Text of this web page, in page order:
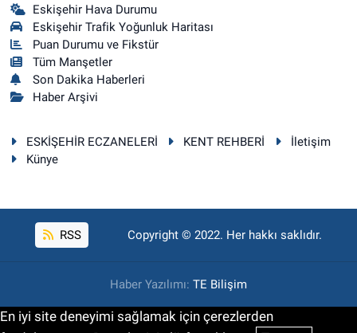
Eskişehir Hava Durumu
Eskişehir Trafik Yoğunluk Haritası
Puan Durumu ve Fikstür
Tüm Manşetler
Son Dakika Haberleri
Haber Arşivi
ESKİŞEHİR ECZANELERİ KENT REHBERİ
İletişim
Künye
RSS Copyright © 2022. Her hakkı saklıdır.
Haber Yazılımı: TE Bilişim
En iyi site deneyimi sağlamak için çerezlerden